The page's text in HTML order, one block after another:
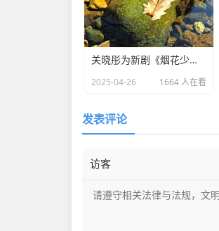
关晓彤为新剧《烟花少年》宣传，全程不语只是一味搞事业
2025-04-26 1664 人在看
发表评论